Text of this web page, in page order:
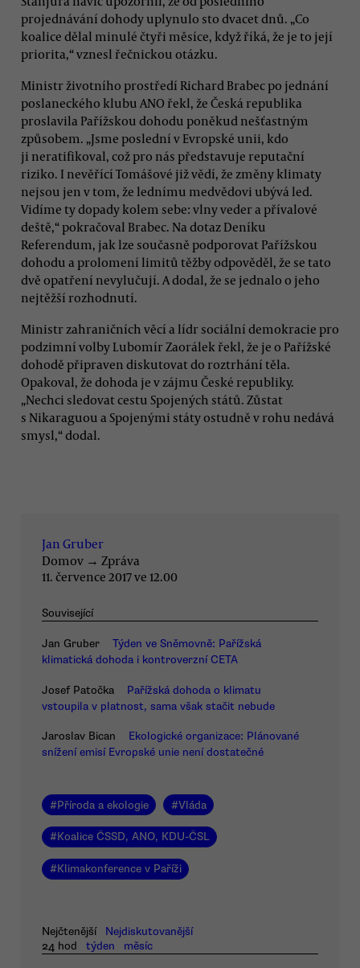
projednávání dohody uplynulo sto dvacet dnů. „Co
koalice dělal minulé čtyři měsíce, když říká, že je to její
priorita,“ vznesl řečnickou otázku.
Ministr životního prostředí Richard Brabec po jednání
poslaneckého klubu ANO řekl, že Česká republika
proslavila Pařížskou dohodu poněkud nešťastným
způsobem. „Jsme poslední v Evropské unii, kdo
ji neratifikoval, což pro nás představuje reputační
riziko. I nevěřící Tomášové již vědí, že změny klimaty
nejsou jen v tom, že lednímu medvědovi ubývá led.
Vidíme ty dopady kolem sebe: vlny veder a přívalové
deště,“ pokračoval Brabec. Na dotaz Deníku
Referendum, jak lze současně podporovat Pařížskou
dohodu a prolomení limitů těžby odpověděl, že se tato
dvě opatření nevylučují. A dodal, že se jednalo o jeho
nejtěžší rozhodnutí.
Ministr zahraničních věcí a lídr sociální demokracie pro
podzimní volby Lubomír Zaorálek řekl, že je o Pařížské
dohodě připraven diskutovat do roztrhání těla.
Opakoval, že dohoda je v zájmu České republiky.
„Nechci sledovat cestu Spojených států. Zůstat
s Nikaraguou a Spojenými státy ostudně v rohu nedává
smysl,“ dodal.
Jan Gruber
Domov → Zpráva
11. července 2017 ve 12.00
Související
Jan Gruber
Týden ve Sněmovně: Pařížská
klimatická dohoda i kontroverzní CETA
Josef Patočka
Pařížská dohoda o klimatu
vstoupila v platnost, sama však stačit nebude
Jaroslav Bican
Ekologické organizace: Plánované
snížení emisí Evropské unie není dostatečné
#Příroda a ekologie #Vláda
#Koalice ČSSD, ANO, KDU-ČSL
#Klimakonference v Paříži
Nejčtenější
Nejdiskutovanější
24 hod
týden měsíc